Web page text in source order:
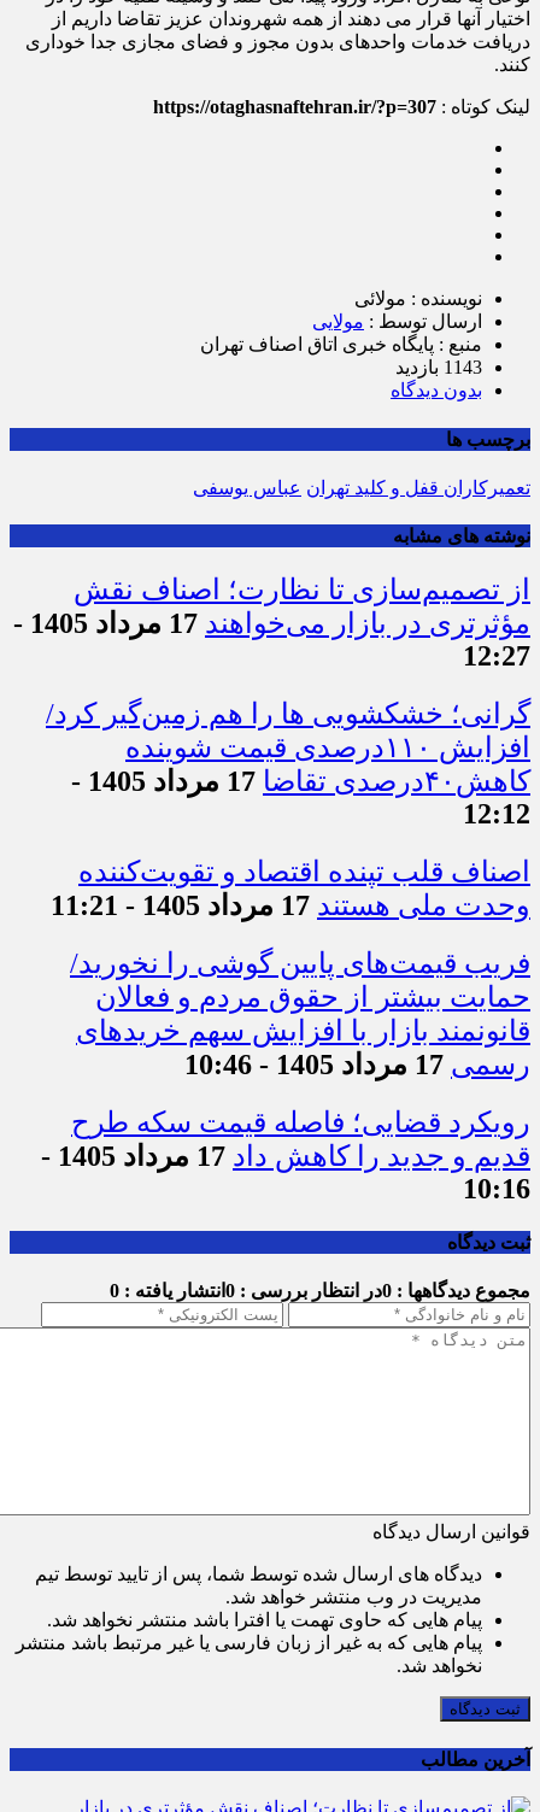
اختیار آنها قرار می دهند از همه شهروندان عزیز تقاضا داریم از
دریافت خدمات واحدهای بدون مجوز و فضای مجازی جدا خوداری
کنند.
لینک کوتاه : https://otaghasnaftehran.ir/?p=307
نویسنده : مولائی
ارسال توسط : مولایی
منبع : پایگاه خبری اتاق اصناف تهران
1143 بازدید
بدون دیدگاه
برچسب ها
تعمیرکاران قفل و کلید تهران عباس یوسفی
نوشته های مشابه
از تصمیم‌سازی تا نظارت؛ اصناف نقش
مؤثرتری در بازار می‌خواهند
17 مرداد 1405 -
12:27
گرانی؛ خشکشویی‌ ها را هم زمین‌گیر کرد/
افزایش ۱۱۰درصدی قیمت شوینده
کاهش۴۰درصدی تقاضا
17 مرداد 1405 -
12:12
اصناف قلب تپنده اقتصاد و تقویت‌کننده
وحدت ملی هستند 17 مرداد 1405 - 11:21
فریب قیمت‌های پایین گوشی را نخورید/
حمایت بیشتر از حقوق مردم و فعالان
قانونمند بازار با افزایش سهم خریدهای
رسمی 17 مرداد 1405 - 10:46
رویکرد قضایی؛ فاصله قیمت سکه طرح
قدیم و جدید را کاهش داد
17 مرداد 1405 -
10:16
ثبت دیدگاه
مجموع دیدگاهها : 0 در انتظار بررسی : 0 انتشار یافته : 0
قوانین ارسال دیدگاه
دیدگاه های ارسال شده توسط شما، پس از تایید توسط تیم
مدیریت در وب منتشر خواهد شد.
پیام هایی که حاوی تهمت یا افترا باشد منتشر نخواهد شد.
پیام هایی که به غیر از زبان فارسی یا غیر مرتبط باشد منتشر
نخواهد شد.
ثبت دیدگاه
آخرین مطالب